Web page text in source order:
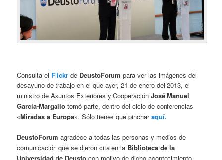
Consulta el Flickrde DeustoForum para ver las imágenes del
desayuno de trabajo en el que ayer, 21 de enero del 2013, el
ministro de Asuntos Exteriores y CooperaciónJosé Manuel
García-Margallo tomó parte, dentro del ciclo de conferencias
«Miradas a Europa». Sólo tienes que pincharaquí.
DeustoForum agradece a todas las personas y medios de
comunicación que se dieron cita en la Biblioteca de la
Universidad de Deusto con motivo de dicho acontecimiento.